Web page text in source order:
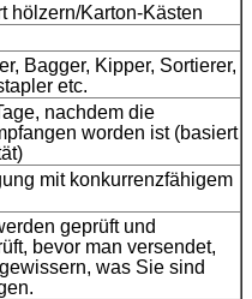
hölzern/Karton-Kästen
Bagger, Kipper, Sortierer,
etc.
nachdem die
worden ist (basiert
mit konkurrenzfähigem
geprüft und
bevor man versendet,
was Sie sind